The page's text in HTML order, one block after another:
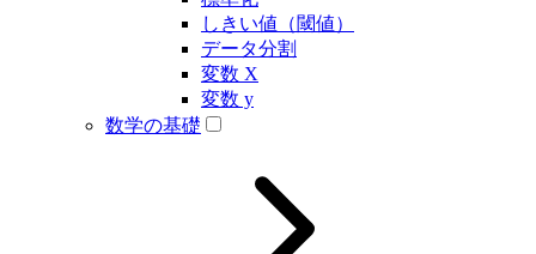
しきい値（閾値）
データ分割
変数 X
変数 y
数学の基礎